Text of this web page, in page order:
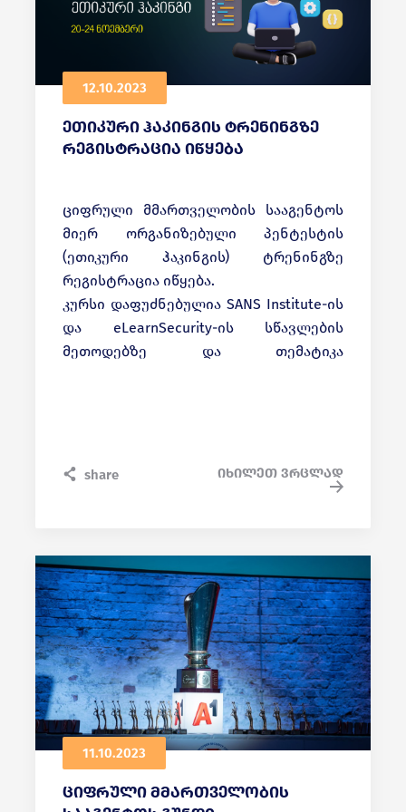
12.10.2023
ეთიკური ჰაკინგის ტრენინგზე
რეგისტრაცია იწყება
ციფრული მმართველობის სააგენტოს
მიერ ორგანიზებული პენტესტის
(ეთიკური ჰაკინგის) ტრენინგზე
რეგისტრაცია იწყება.
კურსი დაფუძნებულია SANS Institute-ის
და eLearnSecurity-ის სწავლების
მეთოდებზე და თემატიკა
-info@dga.gov.ge
და Subject-ში
share იხილეთ ვრცლად
11.10.2023
ციფრული მმართველობის